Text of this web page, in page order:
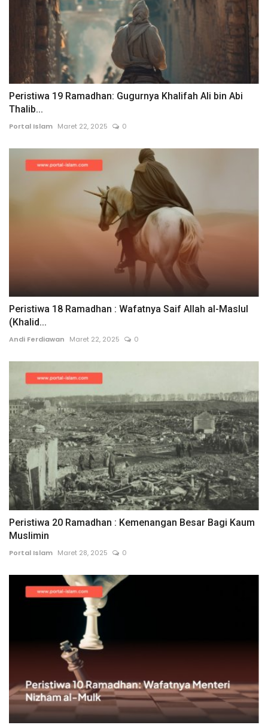
Peristiwa 19 Ramadhan: Gugurnya Khalifah Ali bin Abi
Thalib...
Portal Islam Maret 22, 2025 0
Peristiwa 18 Ramadhan : Wafatnya Saif Allah al-Maslul
(Khalid...
Andi Ferdiawan Maret 22, 2025 0
Peristiwa 20 Ramadhan : Kemenangan Besar Bagi Kaum
Muslimin
Portal Islam Maret 28, 2025 0